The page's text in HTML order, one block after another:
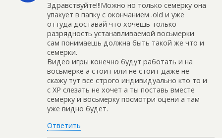
Здравствуйте!!!Можно но только семерку она
упакует в папку с окончанием .old и уже
оттуда доставай что хочешь только
разрядность устанавливаемой восьмерки
сам понимаешь должна быть такой же что и
семерки.
Видео игры конечно будут работать и на
восьмерке а стоит или не стоит даже не
скажу тут все строго индивидуально кто то и
с XP слезать не хочет а ты поставь вместе
семерку и восьмерку посмотри оцени а там
уже видно будет.
Ответить